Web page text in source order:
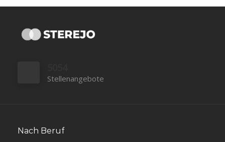
Stellenangebote
Nach Beruf